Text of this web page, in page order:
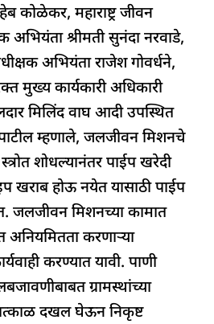
कोळेकर, महाराष्ट्र जीवन
अभियंता श्रीमती सुनंदा नरवाडे,
अभियंता राजेश गोवर्धने,
मुख्य कार्यकारी अधिकारी
मिलिंद वाघ आदी उपस्थित
म्हणाले, जलजीवन मिशनचे
शोधल्यानंतर पाईप खरेदी
खराब होऊ नयेत यासाठी पाईप
जलजीवन मिशनच्या कामात
अनियमितता करणाऱ्या
करण्यात यावी. पाणी
ग्रामस्थांच्या
दखल घेऊन निकृष्ट